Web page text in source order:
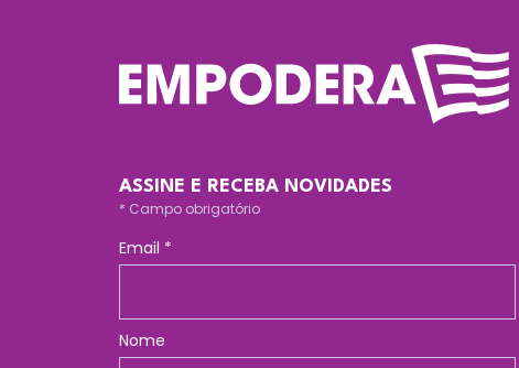
ASSINE E RECEBA NOVIDADES
* Campo obrigatório
Email *
Nome